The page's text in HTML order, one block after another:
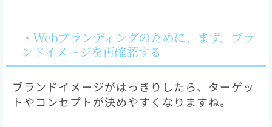
・Webブランディングのために、まず、ブラ
ンドイメージを再確認する
ブランドイメージがはっきりしたら、ターゲッ
トやコンセプトが決めやすくなりますね。